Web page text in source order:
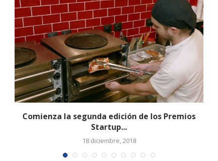
Comienza la segunda edición de los Premios
Startup...
18 diciembre, 2018